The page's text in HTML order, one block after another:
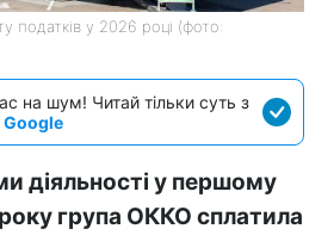
податків у 2026 році (фото:
на шум! Читай тільки суть з
Google
діяльності у першому
група ОККО сплатила